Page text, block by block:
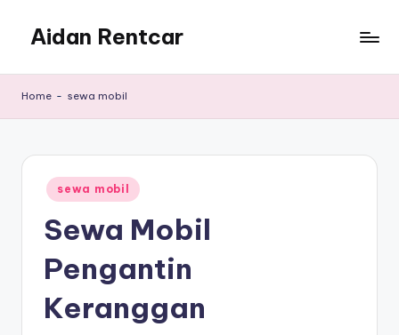
content
Aidan Rentcar
Murah
Home - sewa mobil
Posted
in
sewa mobil
Sewa Mobil
Pengantin
Keranggan